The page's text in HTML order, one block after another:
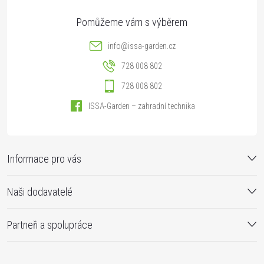
Informace pro vás
info@issa-garden.cz
728 008 802
728 008 802
ISSA-Garden – zahradní technika
Naši dodavatelé
Partneři a spolupráce